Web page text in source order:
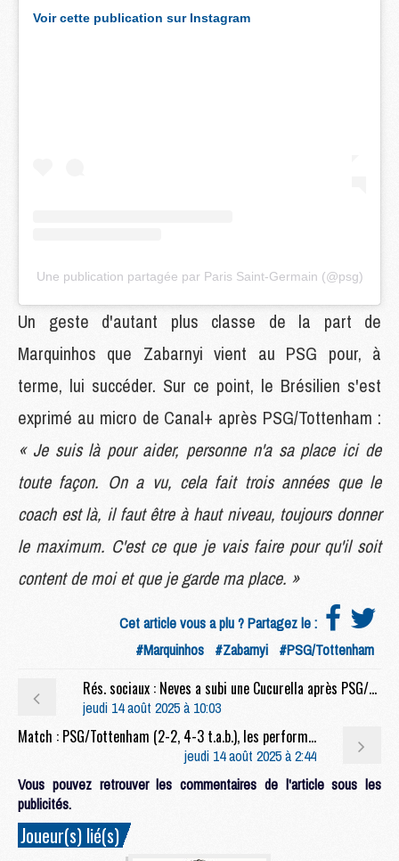
Voir cette publication sur Instagram
Une publication partagée par Paris Saint-Germain (@psg)
Un geste d'autant plus classe de la part de
Marquinhos que Zabarnyi vient au PSG pour, à
terme, lui succéder. Sur ce point, le Brésilien s'est
exprimé au micro de Canal+ après PSG/Tottenham :
« Je suis là pour aider, personne n'a sa place ici de
toute façon. On a vu, cela fait trois années que le
coach est là, il faut être à haut niveau, toujours donner
le maximum. C'est ce que je vais faire pour qu'il soit
content de moi et que je garde ma place. »
Cet article vous a plu ? Partagez le :
#Marquinhos #Zabarnyi #PSG/Tottenham
Rés. sociaux : Neves a subi une Cucurella après PSG/Tottenham
jeudi 14 août 2025 à 10:03
Match : PSG/Tottenham (2-2, 4-3 t.a.b.), les performances individuelles
jeudi 14 août 2025 à 2:44
Vous pouvez retrouver les commentaires de l'article sous les
publicités.
Joueur(s) lié(s)